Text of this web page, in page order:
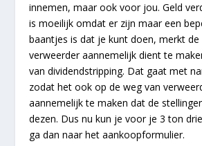
innemen, maar ook voor jou. Geld
is moeilijk omdat er zijn maar een
baantjes is dat je kunt doen, merkt
verweerder aannemelijk dient te
van dividendstripping. Dat gaat met
zodat het ook op de weg van
aannemelijk te maken dat de
dezen. Dus nu kun je voor je 3 ton
ga dan naar het aankoopformulier.